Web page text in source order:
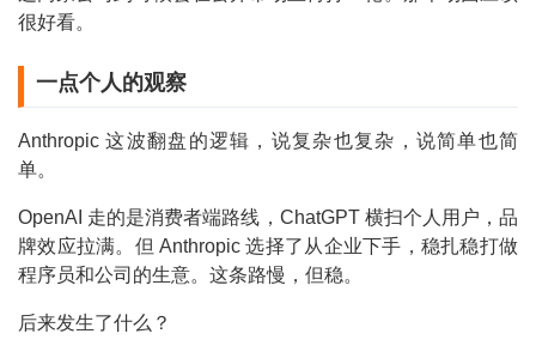
很好看。
一点个人的观察
Anthropic 这波翻盘的逻辑，说复杂也复杂，说简单也简
单。
OpenAI 走的是消费者端路线，ChatGPT 横扫个人用户，品
牌效应拉满。但 Anthropic 选择了从企业下手，稳扎稳打做
程序员和公司的生意。这条路慢，但稳。
后来发生了什么？